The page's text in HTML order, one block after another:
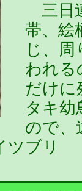
三日
帯、絵
じ、
われる
だけに
タキ
ので、
ツブリ